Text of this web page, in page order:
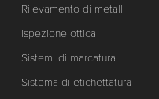
Rilevamento di metalli
Ispezione ottica
Sistemi di marcatura
Sistema di etichettatura